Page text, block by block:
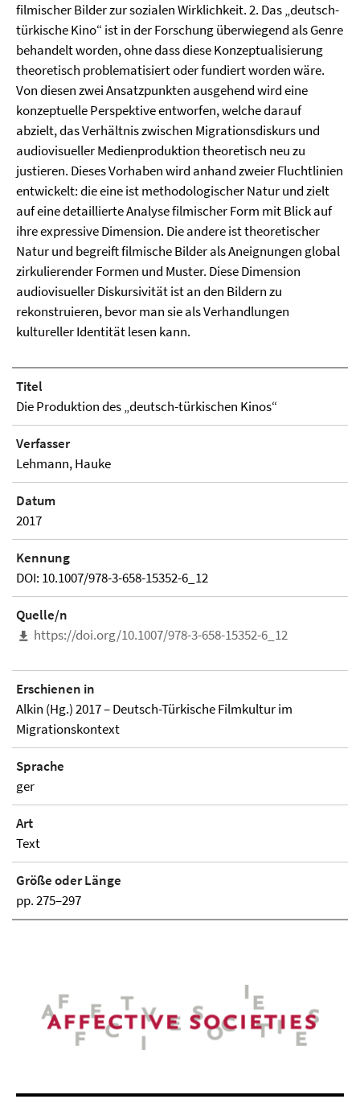
filmischer Bilder zur sozialen Wirklichkeit. 2. Das „deutsch-
türkische Kino“ ist in der Forschung überwiegend als Genre
behandelt worden, ohne dass diese Konzeptualisierung
theoretisch problematisiert oder fundiert worden wäre.
Von diesen zwei Ansatzpunkten ausgehend wird eine
konzeptuelle Perspektive entworfen, welche darauf
abzielt, das Verhältnis zwischen Migrationsdiskurs und
audiovisueller Medienproduktion theoretisch neu zu
justieren. Dieses Vorhaben wird anhand zweier Fluchtlinien
entwickelt: die eine ist methodologischer Natur und zielt
auf eine detaillierte Analyse filmischer Form mit Blick auf
ihre expressive Dimension. Die andere ist theoretischer
Natur und begreift filmische Bilder als Aneignungen global
zirkulierender Formen und Muster. Diese Dimension
audiovisueller Diskursivität ist an den Bildern zu
rekonstruieren, bevor man sie als Verhandlungen
kultureller Identität lesen kann.
Titel
Die Produktion des „deutsch-türkischen Kinos“
Verfasser
Lehmann, Hauke
Datum
2017
Kennung
DOI: 10.1007/978-3-658-15352-6_12
Quelle/n
https://doi.org/10.1007/978-3-658-15352-6_12
Erschienen in
Alkin (Hg.) 2017 – Deutsch-Türkische Filmkultur im
Migrationskontext
Sprache
ger
Art
Text
Größe oder Länge
pp. 275–297